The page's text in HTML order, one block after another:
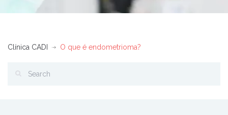
Clínica CADI O que é endometrioma?